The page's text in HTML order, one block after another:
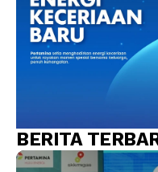
BERITA